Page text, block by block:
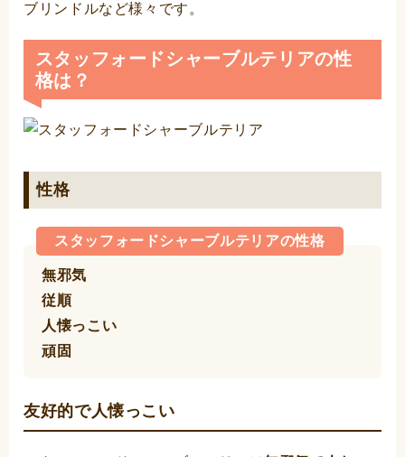
ブリンドルなど様々です。
スタッフォードシャーブルテリアの性
格は？
性格
スタッフォードシャーブルテリアの性格
無邪気
従順
人懐っこい
頑固
友好的で人懐っこい